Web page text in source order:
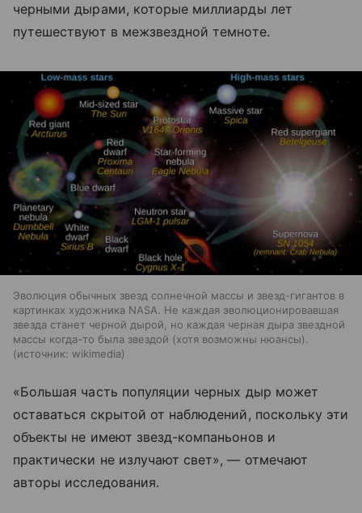
черными дырами, которые миллиарды лет
путешествуют в межзвездной темноте.
Эволюция обычных звезд солнечной массы и звезд-гигантов в
картинках художника NASA. Не каждая эволюционировавшая
звезда станет черной дырой, но каждая черная дыра звездной
массы когда-то была звездой (хотя возможны нюансы).
источник: wikimedia
«Большая часть популяции черных дыр может
оставаться скрытой от наблюдений, поскольку эти
объекты не имеют звезд-компаньонов и
практически не излучают свет», — отмечают
авторы исследования.